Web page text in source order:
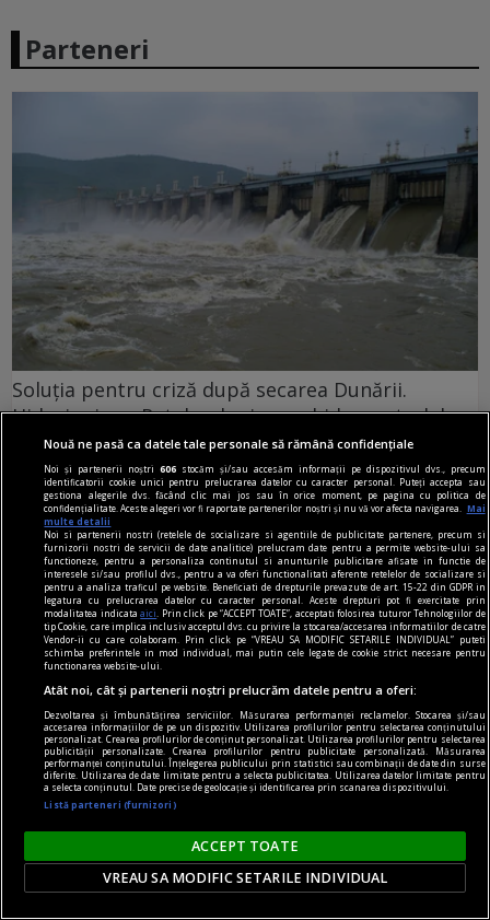
Parteneri
Soluția pentru criză după secarea Dunării.
Hidroinginer: Retehnologizarea hidrocentralelor
este cu 70% mai ieftină decât proiectele noi
Cornel Ilinca, lector la Facultatea de Hidrotehnică
din cadrul Universității Tehnice de Construcții
București, a explicat, într-un interviu pentru
„Adevărul”, de ce pledează pentru
retehnologizarea hidrocentralelor ca prioritate
națională.
Nouă ne pasă ca datele tale personale să rămână confidențiale
Noi și partenerii noștri606 stocăm și/sau accesăm informații pe dispozitivul dvs., precum
identificatorii cookie unici pentru prelucrarea datelor cu caracter personal. Puteți accepta sau
gestiona alegerile dvs. făcând clic mai jos sau în orice moment, pe pagina cu politica de
confidențialitate. Aceste alegeri vor fi raportate partenerilor noștri și nu vă vor afecta navigarea.
Mai
multe detalii
Noi si partenerii nostri (retelele de socializare si agentiile de publicitate partenere, precum si
furnizorii nostri de servicii de date analitice) prelucram date pentru a permite website-ului sa
functioneze, pentru a personaliza continutul si anunturile publicitare afisate in functie de
interesele si/sau profilul dvs., pentru a va oferi functionalitati aferente retelelor de socializare si
pentru a analiza traficul pe website. Beneficiati de drepturile prevazute de art. 15-22 din GDPR in
legatura cu prelucrarea datelor cu caracter personal. Aceste drepturi pot fi exercitate prin
modalitatea indicataaici
. Prin click pe “ACCEPT TOATE”, acceptati folosirea tuturor Tehnologiilor de
tip Cookie, care implica inclusiv acceptul dvs. cu privire la stocarea/accesarea informatiilor de catre
Vendor-ii cu care colaboram. Prin click pe “VREAU SA MODIFIC SETARILE INDIVIDUAL” puteti
schimba preferintele in mod individual, mai putin cele legate de cookie strict necesare pentru
functionarea website-ului.
Atât noi, cât și partenerii noștri prelucrăm datele pentru a oferi:
Dezvoltarea și îmbunătățirea serviciilor. Măsurarea performanței reclamelor. Stocarea și/sau
accesarea informațiilor de pe un dispozitiv. Utilizarea profilurilor pentru selectarea conținutului
personalizat. Crearea profilurilor de conținut personalizat. Utilizarea profilurilor pentru selectarea
publicității personalizate. Crearea profilurilor pentru publicitate personalizată. Măsurarea
performanței conținutului. Înțelegerea publicului prin statistici sau combinații de date din surse
diferite. Utilizarea de date limitate pentru a selecta publicitatea. Utilizarea datelor limitate pentru
a selecta conținutul. Date precise de geolocație și identificarea prin scanarea dispozitivului.
Listă parteneri (furnizori)
ACCEPT TOATE
VREAU SA MODIFIC SETARILE INDIVIDUAL